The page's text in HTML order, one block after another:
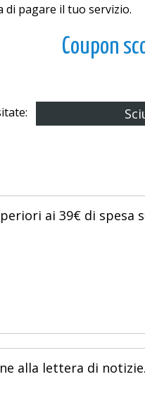
di pagare il tuo servizio.
Coupon
ai 39€ di spesa
alla lettera di